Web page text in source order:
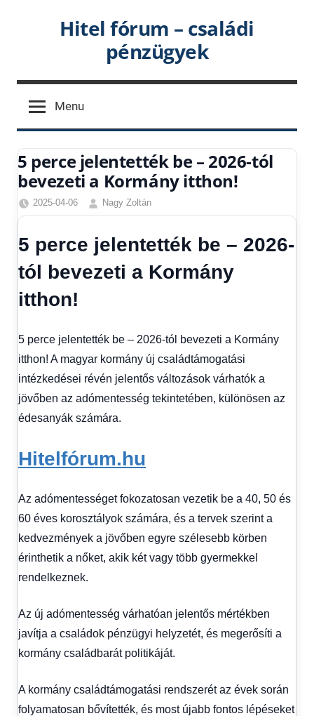
Hitel fórum – családi
pénzügyek
Menu
5 perce jelentették be – 2026-tól
bevezeti a Kormány itthon!
2025-04-06
Nagy Zoltán
Egyéb,
hírek ,
Gazdaság
,
Hírek ,
Hitel
fórum
5 perce jelentették be – 2026-
tól bevezeti a Kormány
itthon!
5 perce jelentették be – 2026-tól bevezeti a Kormány
itthon! A magyar kormány új családtámogatási
intézkedései révén jelentős változások várhatók a
jövőben az adómentesség tekintetében, különösen az
édesanyák számára.
Hitelfórum.hu
Az adómentességet fokozatosan vezetik be a 40, 50 és
60 éves korosztályok számára, és a tervek szerint a
kedvezmények a jövőben egyre szélesebb körben
érinthetik a nőket, akik két vagy több gyermekkel
rendelkeznek.
Az új adómentesség várhatóan jelentős mértékben
javítja a családok pénzügyi helyzetét, és megerősíti a
kormány családbarát politikáját.
A kormány családtámogatási rendszerét az évek során
folyamatosan bővítették, és most újabb fontos lépéseket